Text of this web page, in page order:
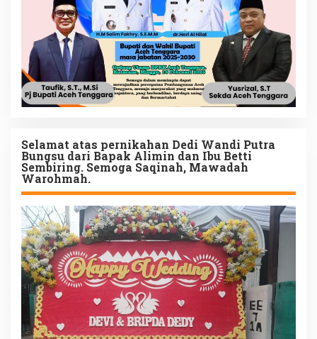
Selamat atas pernikahan Dedi Wandi Putra
Bungsu dari Bapak Alimin dan Ibu Betti
Sembiring. Semoga Saqinah, Mawadah
Warohmah.